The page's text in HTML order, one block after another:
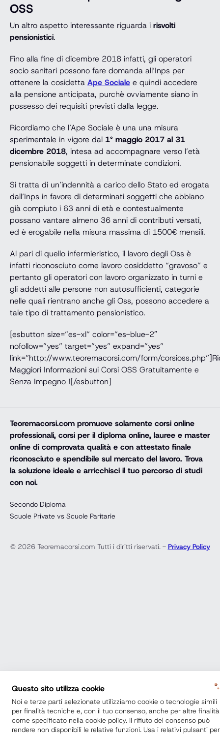
OSS
Un altro aspetto interessante riguarda i risvolti
pensionistici.
Fino alla fine di dicembre 2018 infatti, gli operatori
socio sanitari possono fare domanda all’Inps per
ottenere la cosidetta Ape Sociale e quindi accedere
alla pensione anticipata, purchè ovviamente siano in
possesso dei requisiti previsti dalla legge.
Ricordiamo che l’Ape Sociale è una una misura
sperimentale in vigore dal 1° maggio 2017 al 31
dicembre 2018, intesa ad accompagnare verso l’età
pensionabile soggetti in determinate condizioni.
Si tratta di un’indennità a carico dello Stato ed erogata
dall’Inps in favore di determinati soggetti che abbiano
già compiuto i 63 anni di età e contestualmente
possano vantare almeno 36 anni di contributi versati,
ed è erogabile nella misura massima di 1500€ mensili.
Al pari di quello infermieristico, il lavoro degli Oss è
infatti riconosciuto come lavoro cosiddetto “gravoso” e
pertanto gli operatori con lavoro organizzato in turni e
gli addetti alle persone non autosufficienti, categorie
nelle quali rientrano anche gli Oss, possono accedere a
tale tipo di trattamento pensionistico.
[esbutton size=”es-xl” color=”es-blue-2″
nofollow=”yes” target=”yes” expand=”yes”
link=”http://www.teoremacorsi.com/form/
Maggiori Informazioni sui Corsi OSS Gratuitamente e
Senza Impegno ![/esbutton]
Teoremacorsi.com promuove solamente corsi online
professionali, corsi per il diploma online, lauree e master
online di comprovata qualità e con attestato finale
riconosciuto e spendibile sul mercato del lavoro. Trova
la soluzione ideale e arricchisci il tuo percorso di studi
con noi.
Secondo Diploma
Scuole Private vs Scuole Paritarie
© 2026 Teoremacorsi.com Tutti i diritti riservati. - Privacy Policy
Questo sito utilizza cookie
Noi e terze parti selezionate utilizziamo cookie o tecnologie simili
per finalità tecniche e, con il tuo consenso, anche per altre finalità
come specificato nella cookie policy. Il rifiuto del consenso può
rendere non disponibili le relative funzioni. Usa i relativi pulsanti per